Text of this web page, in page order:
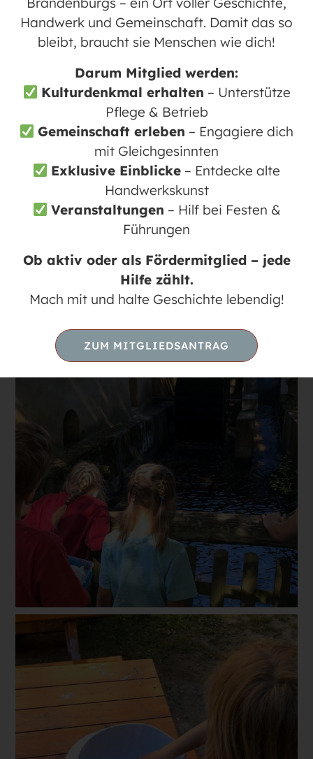
Handwerk und Gemeinschaft. Damit das so
bleibt, braucht sie Menschen wie dich!
Darum Mitglied werden:
Kulturdenkmal erhalten – Unterstütze
Pflege & Betrieb
Gemeinschaft erleben – Engagiere dich
mit Gleichgesinnten
Exklusive Einblicke – Entdecke alte
Handwerkskunst
Veranstaltungen – Hilf bei Festen &
Führungen
Ob aktiv oder als Fördermitglied – jede
Hilfe zählt.
Mach mit und halte Geschichte lebendig!
ZUM MITGLIEDSANTRAG